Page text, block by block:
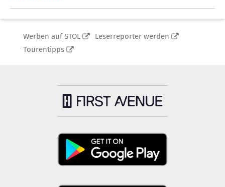
Werben auf STOL
Leserreporter werden
Tourentipps